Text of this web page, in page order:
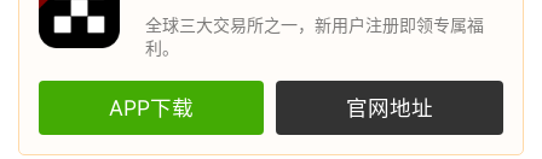
全球三大交易所之一，新用户注册即领专属福
利。
APP下载 官网地址